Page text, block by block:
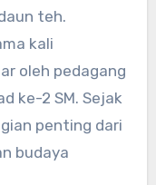
teh.
kali
oleh pedagang
ke-2 SM. Sejak
penting dari
budaya